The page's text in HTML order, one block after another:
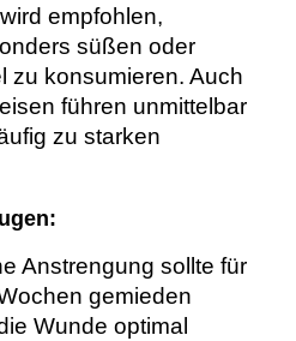
empfohlen,
süßen oder
zu konsumieren. Auch
führen unmittelbar
zu starken
Anstrengung sollte für
gemieden
Wunde optimal